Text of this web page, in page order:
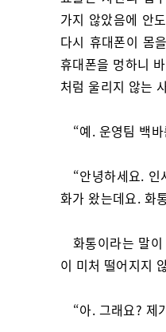
가지 않았음에 안
다시 휴대폰이 몸
휴대폰을 멍하니
처럼 울리지 않는
“예. 운영팀 백
“안녕하세요.
화가 왔는데요. 화
화통이라는 말
이 미처 떨어지지
“아. 그래요? 제